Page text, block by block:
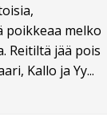
poikkeaa melko
Reitiltä jää pois
Kallo ja Yy...